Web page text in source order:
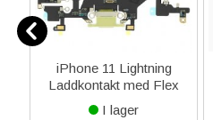
iPhone 11 Lightning
Laddkontakt med Flex
Reservdel - Gul
I lager